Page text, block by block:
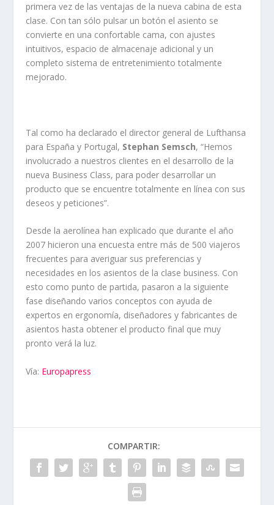
primera vez de las ventajas de la nueva cabina de esta
clase. Con tan sólo pulsar un botón el asiento se
convierte en una confortable cama, con ajustes
intuitivos, espacio de almacenaje adicional y un
completo sistema de entretenimiento totalmente
mejorado.
Tal como ha declarado el director general de Lufthansa
para España y Portugal, Stephan Semsch, “Hemos
involucrado a nuestros clientes en el desarrollo de la
nueva Business Class, para poder desarrollar un
producto que se encuentre totalmente en línea con sus
deseos y peticiones”.
Desde la aerolínea han explicado que durante el año
2007 hicieron una encuesta entre más de 500 viajeros
frecuentes para averiguar sus preferencias y
necesidades en los asientos de la clase business. Con
esto como punto de partida, pasaron a la siguiente
fase diseñando varios conceptos con ayuda de
expertos en ergonomía, diseñadores y fabricantes de
asientos hasta obtener el producto final que muy
pronto verá la luz.
Vía: Europapress
COMPARTIR: